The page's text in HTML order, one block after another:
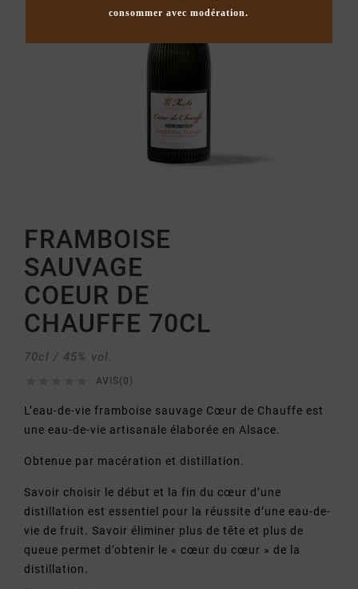
consommer avec modération.
FRAMBOISE
SAUVAGE
COEUR DE
CHAUFFE 70CL
70cl / 45% vol.
AVIS(0)
L’eau-de-vie framboise sauvage Cœur de Chauffe est
une eau-de-vie artisanale élaborée en Alsace.
Obtenue par macération et distillation.
Savoir choisir le début et la fin du cœur d’une
distillation est essentiel pour la réussite d’une eau-de-
vie de fruit. Savoir éliminer plus de tête et plus de
queue permet d’obtenir le « cœur du cœur » de la
distillation.